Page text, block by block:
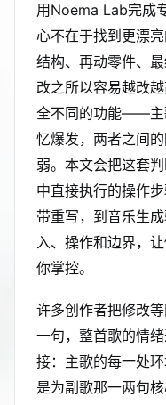
用Noema Lab完成
心不在于找到更漂
结构、再动零件、
改之所以容易越改
全不同的功能——主
忆爆发，两者之间
弱。本文会把这套
中直接执行的操作
带重写，到音乐生
入、操作和边界，
你掌控。
许多创作者把修改
一句，整首歌的情
接：主歌的每一处
是为副歌那一两句